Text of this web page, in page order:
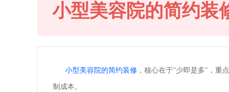
小型美容院的简约装
小型美容院的简约装修 ，核心在于"少即是多"，重
制成本。